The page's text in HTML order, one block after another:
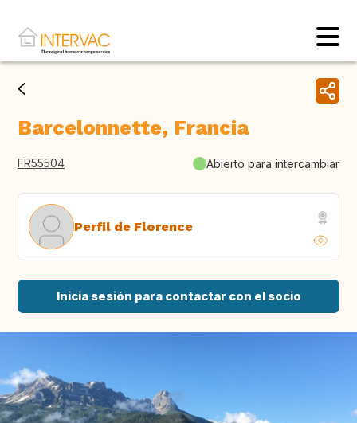
Barcelonnette, Francia
FR55504 Abierto para intercambiar
Perfil de Florence
Inicia sesión para contactar con el socio